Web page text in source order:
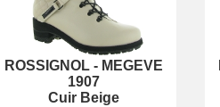
ROSSIGNOL- MEGEVE
1907
Cuir Beige